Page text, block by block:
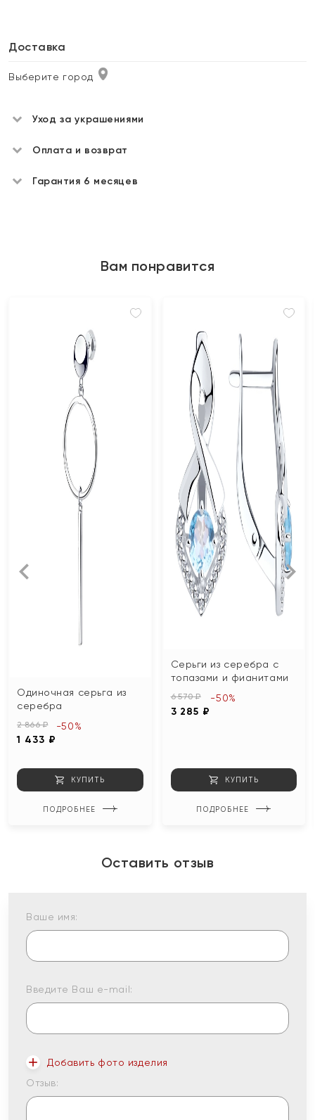
Доставка
Выберите город
Уход за украшениями
Оплата и возврат
Гарантия 6 месяцев
Вам понравится
Одиночная серьга из
серебра
2 866 ₽
1 433 ₽
-50%
КУПИТЬ
ПОДРОБНЕЕ
Серьги из серебра с
топазами и фианитами
6 570 ₽
3 285 ₽
-50%
КУПИТЬ
ПОДРОБНЕЕ
Оставить отзыв
Ваше имя:
Введите Ваш e-mail:
Добавить фото изделия
Отзыв: